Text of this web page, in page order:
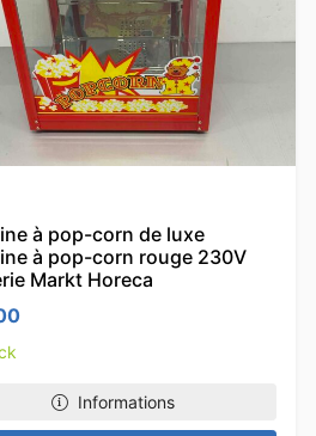
à pop-corn de luxe
à pop-corn rouge 230V
Markt Horeca
Informations